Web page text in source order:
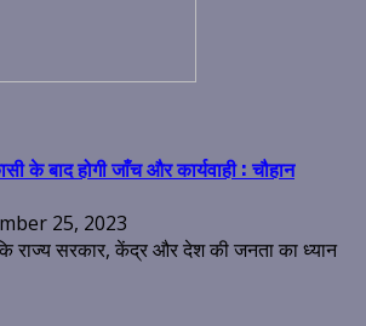
के बाद होगी जाँच और कार्यवाही : चौहान
25, 2023
राज्य सरकार, केंद्र और देश की जनता का ध्यान